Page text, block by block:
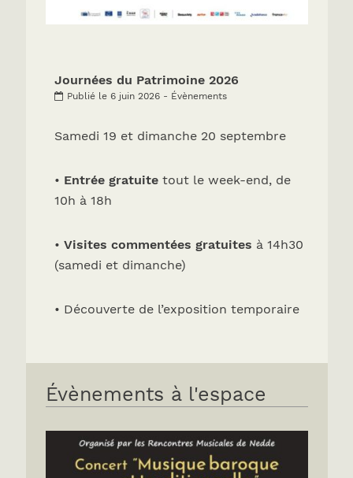
Journées du Patrimoine 2026
Publié le 6 juin 2026 - Évènements
Samedi 19 et dimanche 20 septembre
• Entrée gratuitetout le week-end, de
10h à 18h
• Visites commentées gratuites à 14h30
(samedi et dimanche)
• Découverte de l’exposition temporaire
Évènements à l'espace